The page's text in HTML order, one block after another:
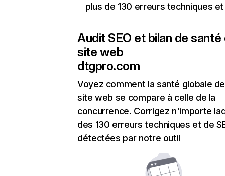
plus de 130 erreurs techniques et
Audit SEO et bilan de santé
site web
dtgpro.com
Voyez comment la santé globale
site web se compare à celle de la
concurrence. Corrigez n'importe
des 130 erreurs techniques et de
détectées par notre outil